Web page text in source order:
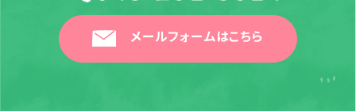
メールフォームはこちら